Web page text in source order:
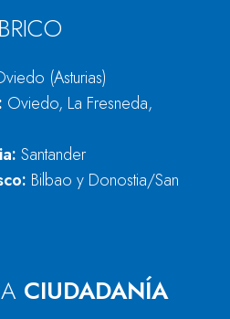
(Asturias)
Oviedo, La Fresneda,
Santander
Bilbao y Donostia/San
CIUDADANÍA